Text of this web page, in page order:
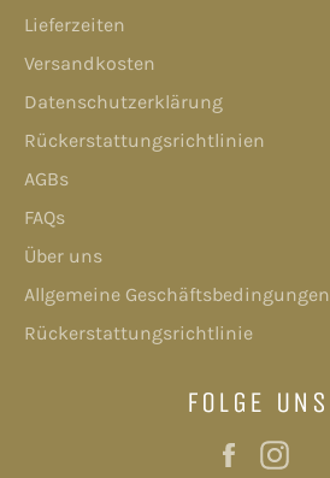
Lieferzeiten
Versandkosten
Datenschutzerklärung
Rückerstattungsrichtlinien
AGBs
FAQs
Über uns
Allgemeine Geschäftsbedingungen
Rückerstattungsrichtlinie
FOLGE UNS
Facebook